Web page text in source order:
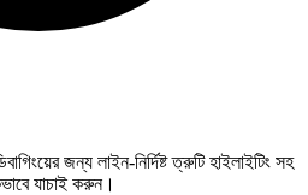
জন্য লাইন-নির্দিষ্ট ত্রুটি হাইলাইটিং সহ
যাচাই করুন।